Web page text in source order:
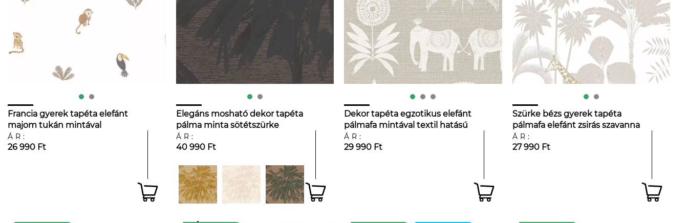
Francia gyerek tapéta elefánt
majom tukán mintával
ÁR:
26 990 Ft
Elegáns mosható dekor tapéta
pálma minta sötétszürke
színben
ÁR:
40 990 Ft
Dekor tapéta egzotikus elefánt
pálmafa mintával textil hatású
alapon
ÁR:
29 990 Ft
Szürke bézs gyerek tapéta
pálmafa elefánt zsirás szavanna
mintával
ÁR:
27 990 Ft